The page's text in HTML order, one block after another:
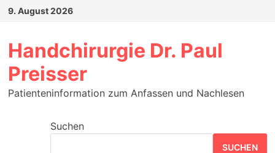
Zum
9. August 2026
Handchirurgie Dr. Paul
Preisser
Patienteninformation zum Anfassen und Nachlesen
Suchen
SUCHEN